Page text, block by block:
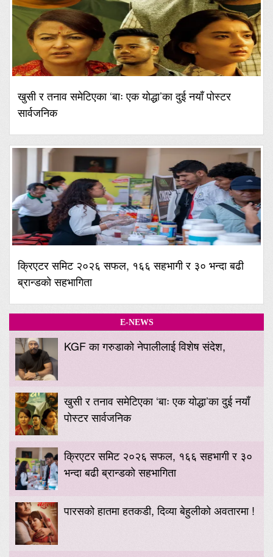
खुसी र तनाव समेटिएका ‘बाः एक योद्धा’का दुई नयाँ पोस्टर
सार्वजनिक
क्रिएटर समिट २०२६ सफल, १६६ सहभागी र ३० भन्दा बढी
ब्रान्डको सहभागिता
E-NEWS
KGF का गरुडाको नेपालीलाई विशेष संदेश,
खुसी र तनाव समेटिएका ‘बाः एक योद्धा’का दुई नयाँ
पोस्टर सार्वजनिक
क्रिएटर समिट २०२६ सफल, १६६ सहभागी र ३०
भन्दा बढी ब्रान्डको सहभागिता
पारसको हातमा हतकडी, दिव्या बेहुलीको अवतारमा !